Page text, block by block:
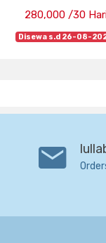
280,000 /30
Disewa s.d 26-08-